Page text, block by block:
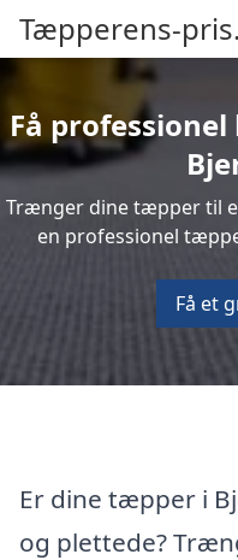
Tæpperens-
Få
Trænger dine tæpper til
en professionel
Få et
Er dine tæpper i
og plettede?